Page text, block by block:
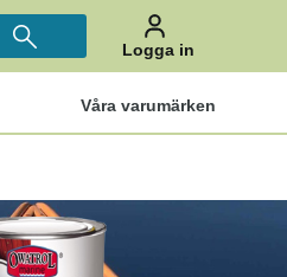
Logga in
Våra varumärken